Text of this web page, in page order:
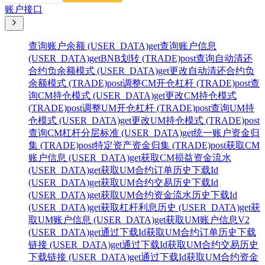
账户接口
查询账户余额 (USER_DATA)get查询账户信息
(USER_DATA)getBNB划转 (TRADE)post查询自动清还
合约负余额模式 (USER_DATA)get更改自动清还合约负
余额模式 (TRADE)post调整CM开仓杠杆 (TRADE)post查
询CM持仓模式 (USER_DATA)get更改CM持仓模式
(TRADE)post调整UM开仓杠杆 (TRADE)post查询UM持
仓模式 (USER_DATA)get更改UM持仓模式 (TRADE)post
查询CM杠杆分层标准 (USER_DATA)get统一账户资金归
集 (TRADE)post特定资产资金归集 (TRADE)post获取CM
账户信息 (USER_DATA)get获取CM损益资金流水
(USER_DATA)get获取UM合约订单历史下载Id
(USER_DATA)get获取UM合约交易历史下载Id
(USER_DATA)get获取UM合约资金流水历史下载Id
(USER_DATA)get获取杠杆利息历史 (USER_DATA)get获
取UM账户信息 (USER_DATA)get获取UM账户信息V2
(USER_DATA)get通过下载Id获取UM合约订单历史下载
链接 (USER_DATA)get通过下载Id获取UM合约交易历史
下载链接 (USER_DATA)get通过下载Id获取UM合约资金